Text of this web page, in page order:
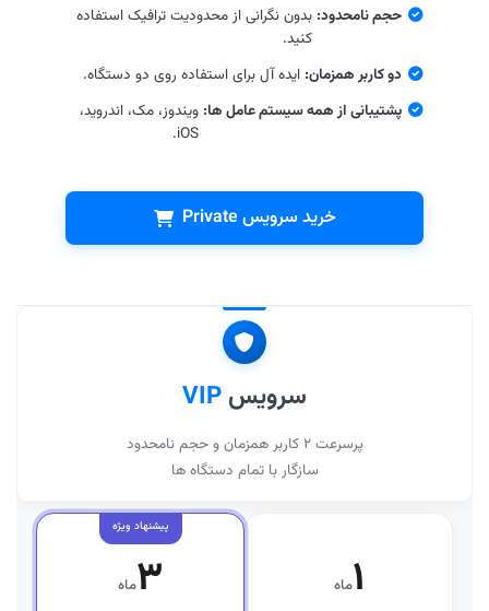
حجم نامحدود: بدون نگرانی از محدودیت ترافیک استفاده
کنید.
دو کاربر همزمان: ایده آل برای استفاده روی دو دستگاه.
پشتیبانی از همه سیستم عامل ها: ویندوز، مک، اندروید،
iOS.
خرید سرویس Private
سرویس VIP
پرسرعت ۲ کاربر همزمان و حجم نامحدود
سازگار با تمام دستگاه ها
۱ماه ۳ماه